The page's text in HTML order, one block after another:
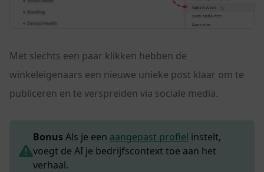
Met slechts een paar klikken hebben de
winkeleigenaars een nieuwe unieke post klaar om te
publiceren en te verspreiden via sociale media.
Bonus Als je een aangepast profiel instelt,
voegt de AI je bedrijfscontext toe aan het
verhaal.